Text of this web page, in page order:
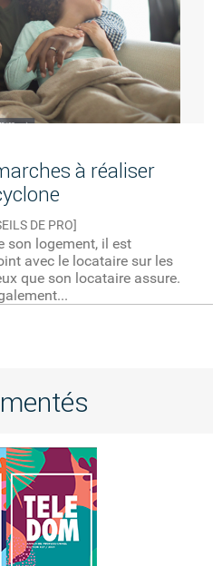
à réaliser
DE PRO]
son logement, il est
avec le locataire sur les
que son locataire assure.